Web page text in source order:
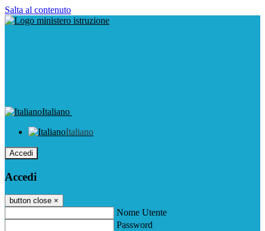
Salta al contenuto
Italiano
Italiano
Accedi
Accedi
button close ×
Nome Utente
Password